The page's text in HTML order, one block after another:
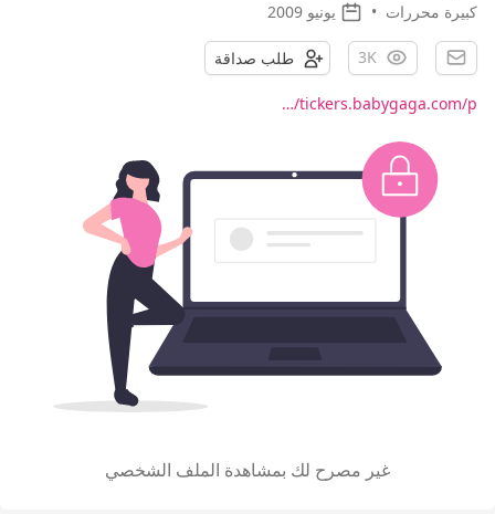
كبيرة محررات • يونيو 2009
3K طلب صداقة
tickers.babygaga.com/p/…
غير مصرح لك بمشاهدة الملف الشخصي